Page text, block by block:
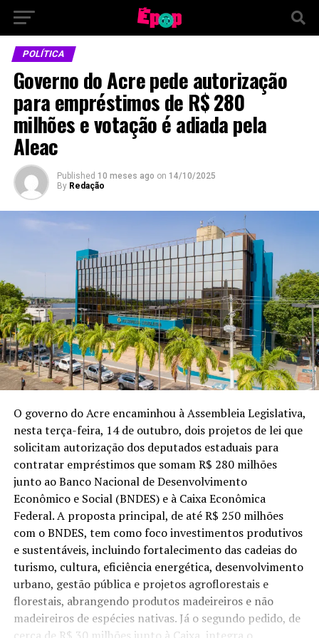
POLÍTICA
Governo do Acre pede autorização
para empréstimos de R$ 280
milhões e votação é adiada pela
Aleac
Published 10 meses ago on 14/10/2025
By Redação
O governo do Acre encaminhou à Assembleia Legislativa,
nesta terça-feira, 14 de outubro, dois projetos de lei que
solicitam autorização dos deputados estaduais para
contratar empréstimos que somam R$ 280 milhões
junto ao Banco Nacional de Desenvolvimento
Econômico e Social (BNDES) e à Caixa Econômica
Federal. A proposta principal, de até R$ 250 milhões
com o BNDES, tem como foco investimentos produtivos
e sustentáveis, incluindo fortalecimento das cadeias do
turismo, cultura, eficiência energética, desenvolvimento
urbano, gestão pública e projetos agroflorestais e
florestais, abrangendo produtos madeireiros e não
madeireiros de espécies nativas. Já o segundo pedido, de